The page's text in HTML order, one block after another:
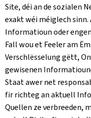
Site, déi an de sozialen
exakt wéi méiglech sinn.
Informatioun oder
Fall wou et Feeler am
Verschlësselung gëtt,
gewisenen
Staat awer net
fir richteg an aktuell
Quellen ze verbreeden,